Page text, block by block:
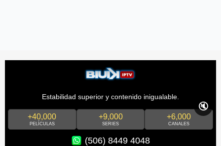
Estabilidad superior y contenido inigualable.
+40,000
PELÍCULAS
+9,000
SERIES
+6,000
CANALES
(506) 8449 4048
🔇